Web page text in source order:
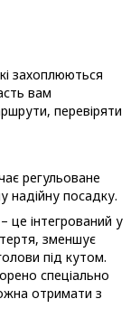
захоплюються
вам
перевіряти
регульоване
надійну посадку.
– це інтегрований у
зменшує
під кутом.
спеціально
отримати з